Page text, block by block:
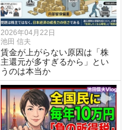
2026年04月22日
池田 信夫
賃金が上がらない原因は「株
主還元が多すぎるから」とい
うのは本当か